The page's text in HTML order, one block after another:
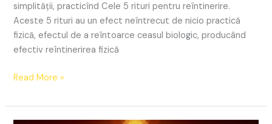
simplităţii, practicînd Cele 5 rituri pentru reîntinerire.
Aceste 5 rituri au un efect neîntrecut de nicio practică
fizică, efectul de a reîntoarce ceasul biologic, producând
efectiv reîntinerirea fizică
Read More »